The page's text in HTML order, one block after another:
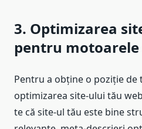
3. Optimizarea
pentru
Pentru a obține o poziție de
optimizarea site-ului tău
te că site-ul tău este bine